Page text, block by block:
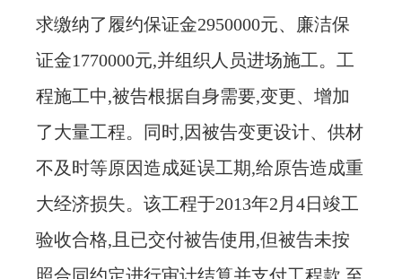
求缴纳了履约保证金2950000元、廉洁保
证金1770000元,并组织人员进场施工。工
程施工中,被告根据自身需要,变更、增加
了大量工程。同时,因被告变更设计、供材
不及时等原因造成延误工期,给原告造成重
大经济损失。该工程于2013年2月4日竣工
验收合格,且已交付被告使用,但被告未按